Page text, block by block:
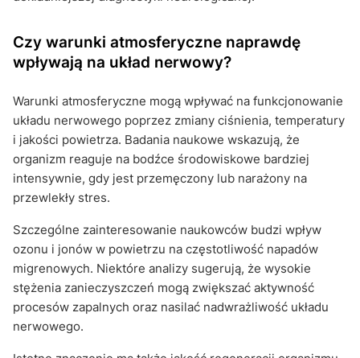
Czy warunki atmosferyczne naprawdę
wpływają na układ nerwowy?
Warunki atmosferyczne mogą wpływać na funkcjonowanie
układu nerwowego poprzez zmiany ciśnienia, temperatury
i jakości powietrza. Badania naukowe wskazują, że
organizm reaguje na bodźce środowiskowe bardziej
intensywnie, gdy jest przemęczony lub narażony na
przewlekły stres.
Szczególne zainteresowanie naukowców budzi wpływ
ozonu i jonów w powietrzu na częstotliwość napadów
migrenowych. Niektóre analizy sugerują, że wysokie
stężenia zanieczyszczeń mogą zwiększać aktywność
procesów zapalnych oraz nasilać nadwrażliwość układu
nerwowego.